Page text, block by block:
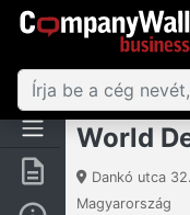
Összegzés
World
Dankó utca
Magyarország